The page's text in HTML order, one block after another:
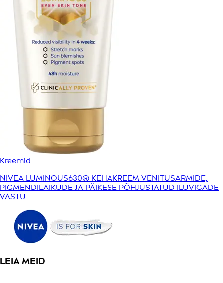
Kreemid
NIVEA LUMINOUS630® KEHAKREEM VENITUSARMIDE,
PIGMENDILAIKUDE JA PÄIKESE PÕHJUSTATUD ILUVIGADE
VASTU
LEIA MEID